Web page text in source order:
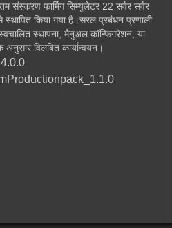
फार्मिंग सिम्युलेटर 22 सर्वर सर्वर
किया गया है।सरल प्रबंधन प्रणाली
स्थापना, मैनुअल कॉन्फ़िगरेशन, या
विलंबित कार्यान्वयन।